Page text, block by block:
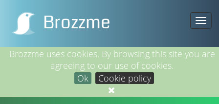
Brozzme uses cookies. By browsing this site you are
agreeing to our use of cookies.
Ok
Cookie policy
Brozzme